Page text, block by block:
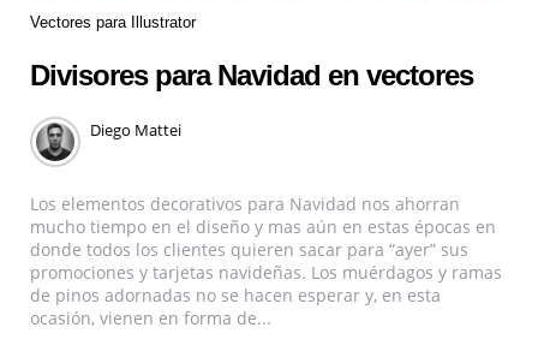
Vectores para Illustrator
Divisores para Navidad en vectores
Diego Mattei
Los elementos decorativos para Navidad nos ahorran
mucho tiempo en el diseño y mas aún en estas épocas en
donde todos los clientes quieren sacar para “ayer” sus
promociones y tarjetas navideñas. Los muérdagos y ramas
de pinos adornadas no se hacen esperar y, en esta
ocasión, vienen en forma de...